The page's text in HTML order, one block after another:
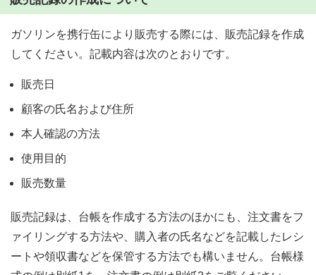
ガソリンを携行缶により販売する際には、販売記録を作成
してください。記載内容は次のとおりです。
販売日
顧客の氏名および住所
本人確認の方法
使用目的
販売数量
販売記録は、台帳を作成する方法のほかにも、注文書をフ
ァイリングする方法や、購入者の氏名などを記載したレシ
ートや領収書などを保管する方法でも構いません。台帳様